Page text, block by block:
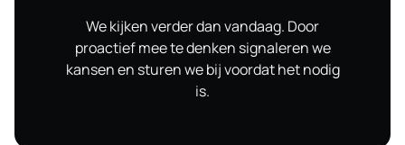
We kijken verder dan vandaag. Door
proactief mee te denken signaleren we
kansen en sturen we bij voordat het nodig
is.